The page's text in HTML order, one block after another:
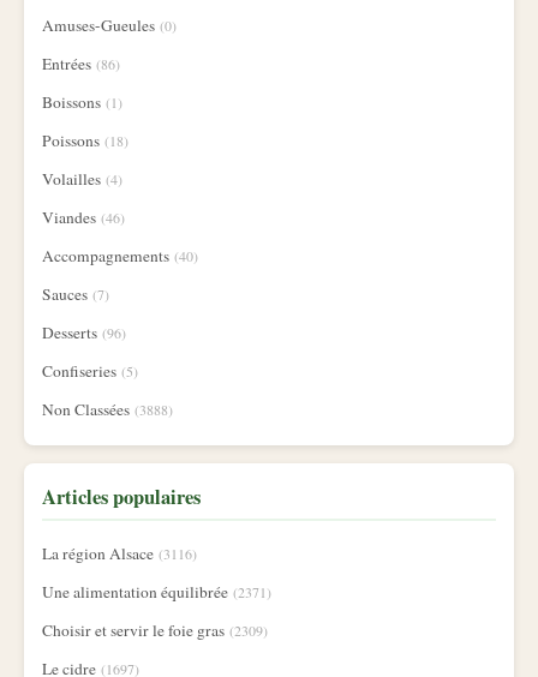
Amuses-Gueules (0)
Entrées (86)
Boissons (1)
Poissons (18)
Volailles (4)
Viandes (46)
Accompagnements (40)
Sauces (7)
Desserts (96)
Confiseries (5)
Non Classées (3888)
Articles populaires
La région Alsace (3116)
Une alimentation équilibrée (2371)
Choisir et servir le foie gras (2309)
Le cidre (1697)